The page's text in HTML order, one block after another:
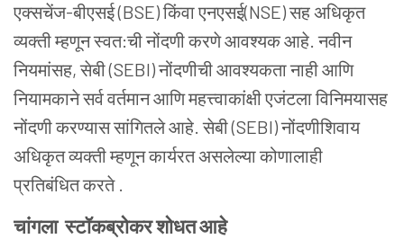
एक्सचेंज-बीएसई(BSE)किंवा एनएसई(NSE)सह अधिकृत
व्यक्ती म्हणून स्वत:ची नोंदणी करणे आवश्यक आहे. नवीन
नियमांसह, सेबी(SEBI)नोंदणीची आवश्यकता नाही आणि
नियामकाने सर्व वर्तमान आणि महत्त्वाकांक्षी एजंटला विनिमयासह
नोंदणी करण्यास सांगितले आहे. सेबी(SEBI)नोंदणीशिवाय
अधिकृत व्यक्ती म्हणून कार्यरत असलेल्या कोणालाही
प्रतिबंधित करते .
चांगला स्टॉकब्रोकर शोधत आहे